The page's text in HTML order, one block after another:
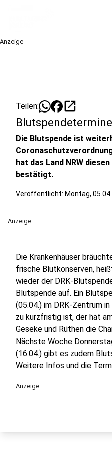
Anzeige
Teilen: open_in_new
Die Blutspende ist
hat das Land NRW
bestätigt.
Veröffentlicht: Montag,
Anzeige
Die Krankenhäuser
frische Blutkonserven,
wieder der DRK-
Blutspende auf. Ein
(05.04.) im DRK-Zentrum
zu kurzfristig ist, der hat
Geseke und Rüthen die
Nächste Woche
(16.04.) gibt es zudem
Weitere Infos und die
Anzeige